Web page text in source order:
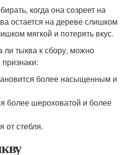
когда она созреет на
остается на дереве слишком
мягкой и потерять вкус.
ли тыква к сбору, можно
более насыщенным и
более шероховатой и более
от стебля.